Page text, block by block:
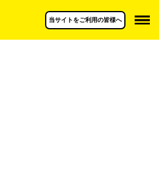
当サイトをご利用の皆様へ